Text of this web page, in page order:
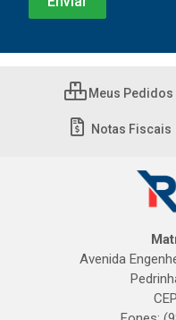
Meus Pedidos
Notas Fiscais
Avenida